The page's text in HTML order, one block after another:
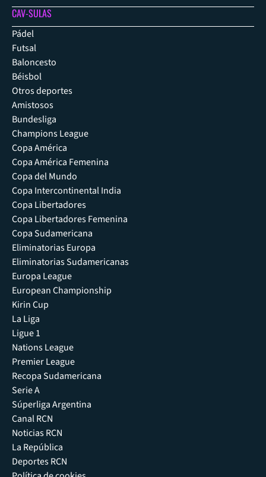
CAV-SULAS
Pádel
Futsal
Baloncesto
Béisbol
Otros deportes
Amistosos
Bundesliga
Champions League
Copa América
Copa América Femenina
Copa del Mundo
Copa Intercontinental India
Copa Libertadores
Copa Libertadores Femenina
Copa Sudamericana
Eliminatorias Europa
Eliminatorias Sudamericanas
Europa League
European Championship
Kirin Cup
La Liga
Ligue 1
Nations League
Premier League
Recopa Sudamericana
Serie A
Súperliga Argentina
Canal RCN
Noticias RCN
La República
Deportes RCN